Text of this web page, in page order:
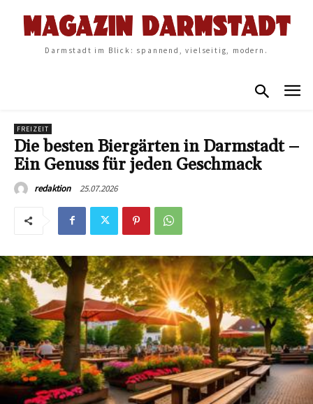
Darmstadt im Blick: spannend, vielseitig, modern.
FREIZEIT
Die besten Biergärten in Darmstadt –
Ein Genuss für jeden Geschmack
redaktion 25.07.2026